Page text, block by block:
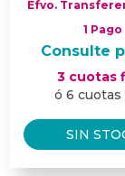
Efvo.
1 Pago
Consulte
3 cuotas
ó 6 cuotas
SIN